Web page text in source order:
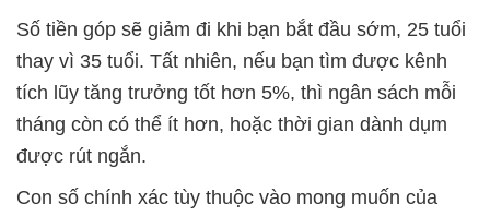
Số tiền góp sẽ giảm đi khi bạn bắt đầu sớm, 25 tuổi
thay vì 35 tuổi. Tất nhiên, nếu bạn tìm được kênh
tích lũy tăng trưởng tốt hơn 5%, thì ngân sách mỗi
tháng còn có thể ít hơn, hoặc thời gian dành dụm
được rút ngắn.
Con số chính xác tùy thuộc vào mong muốn của